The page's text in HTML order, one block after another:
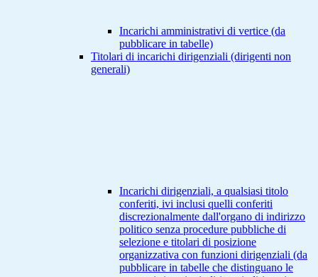
Incarichi amministrativi di vertice (da
pubblicare in tabelle)
Titolari di incarichi dirigenziali (dirigenti non
generali)
Incarichi dirigenziali, a qualsiasi titolo
conferiti, ivi inclusi quelli conferiti
discrezionalmente dall'organo di indirizzo
politico senza procedure pubbliche di
selezione e titolari di posizione
organizzativa con funzioni dirigenziali (da
pubblicare in tabelle che distinguano le